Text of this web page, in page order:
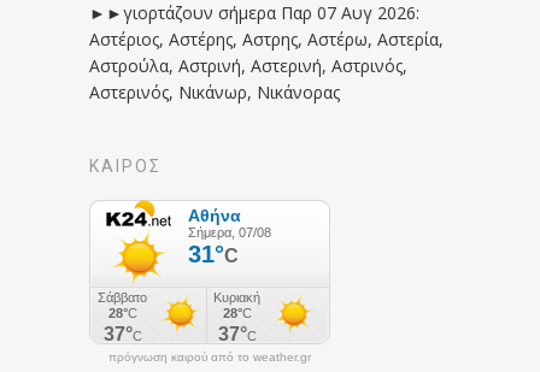
►►γιορτάζουν σήμερα Παρ 07 Αυγ 2026:
Αστέριος, Αστέρης, Αστρης, Αστέρω, Αστερία,
Αστρούλα, Αστρινή, Αστερινή, Αστρινός,
Αστερινός, Νικάνωρ, Νικάνορας
ΚΑΙΡΟΣ
πρόγνωση καιρού από το weather.gr